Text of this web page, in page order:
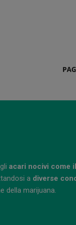
acari nocivi come
a diverse
della marijuana.